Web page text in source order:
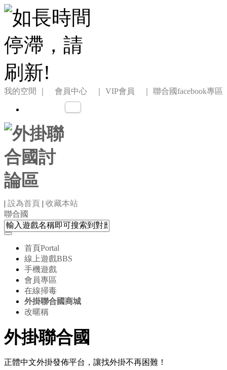
我的空間 ｜ 會員中心 ｜ VIP會員 ｜ 聯合國facebook專區
| 設為首頁 | 收藏本站
聯合國
首頁Portal
線上遊戲BBS
手機遊戲
會員專區
在線掃毒
外掛聯合國商城
改暱稱
外掛聯合國
正體中文外掛發佈平台，讓找外掛不再困難！